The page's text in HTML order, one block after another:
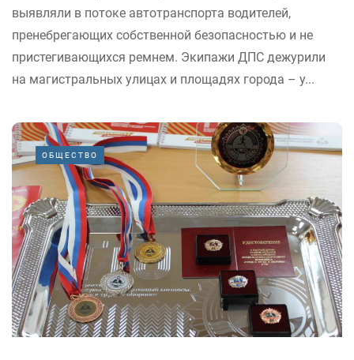
выявляли в потоке автотранспорта водителей,
пренебрегающих собственной безопасностью и не
пристегивающихся ремнем. Экипажи ДПС дежурили
на магистральных улицах и площадях города – у...
ОБЩЕСТВО